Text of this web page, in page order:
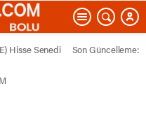
Hisse Senedi
Son Güncelleme: